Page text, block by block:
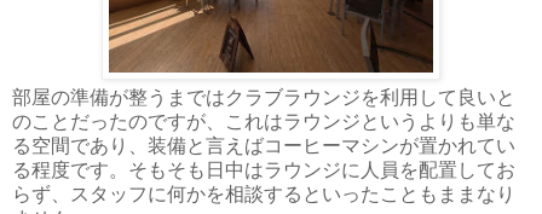
部屋の準備が整うまではクラブラウンジを利用して良いと
のことだったのですが、これはラウンジというよりも単な
る空間であり、装備と言えばコーヒーマシンが置かれてい
る程度です。そもそも日中はラウンジに人員を配置してお
らず、スタッフに何かを相談するといったこともままなり